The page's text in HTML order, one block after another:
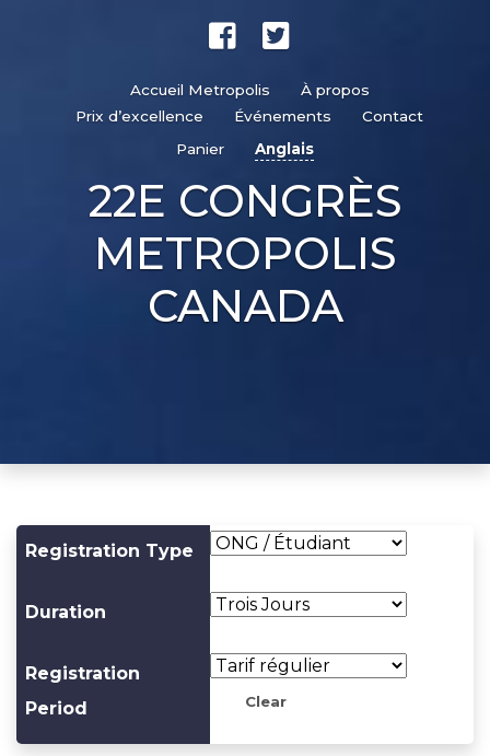
Accueil Metropolis
À propos
Prix d’excellence
Événements
Contact
Panier
Anglais
22E CONGRÈS
METROPOLIS
CANADA
Registration Type
Duration
Registration
Period
Clear